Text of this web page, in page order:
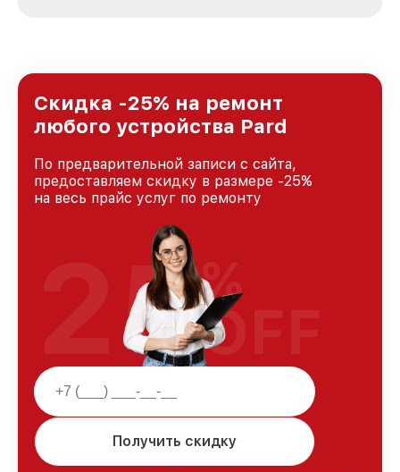
и лояльности наших клиентов.
Скидка -25% на ремонт
любого устройства Pard
По предварительной записи с сайта,
предоставляем скидку в размере -25%
на весь прайс услуг по ремонту
Получить скидку
25%
OFF